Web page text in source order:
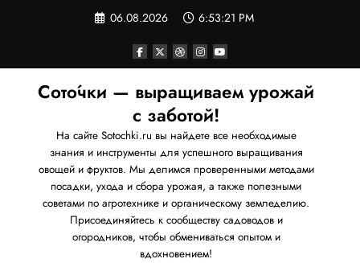
06.08.2026 6:53:21 PM
Сото́чки — выращиваем урожай
с заботой!
На сайте Sotochki.ru вы найдете все необходимые
знания и инструменты для успешного выращивания
овощей и фруктов. Мы делимся проверенными методами
посадки, ухода и сбора урожая, а также полезными
советами по агротехнике и органическому земледелию.
Присоединяйтесь к сообществу садоводов и
огородников, чтобы обмениваться опытом и
вдохновением!